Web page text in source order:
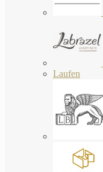
Laufen